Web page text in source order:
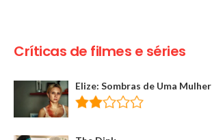
Críticas de filmes e séries
Elize: Sombras de Uma Mulher